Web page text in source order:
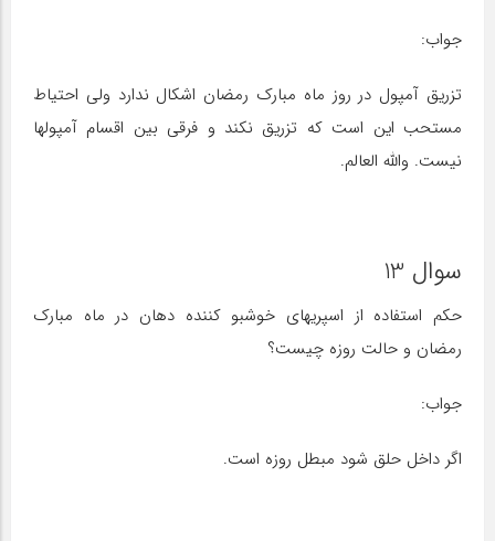
جواب:
تزریق آمپول در روز ماه مبارک رمضان اشکال ندارد ولی احتیاط
مستحب این است که تزریق نکند و فرقی بین اقسام آمپولها
نیست. والله العالم.
سوال 13
حکم استفاده از اسپریهای خوشبو کننده دهان در ماه مبارک
رمضان و حالت روزه چیست؟
جواب:
اگر داخل حلق شود مبطل روزه است.